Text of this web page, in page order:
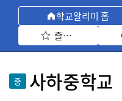
학교알리미 홈
즐겨찾기 선택
중 사하중학교